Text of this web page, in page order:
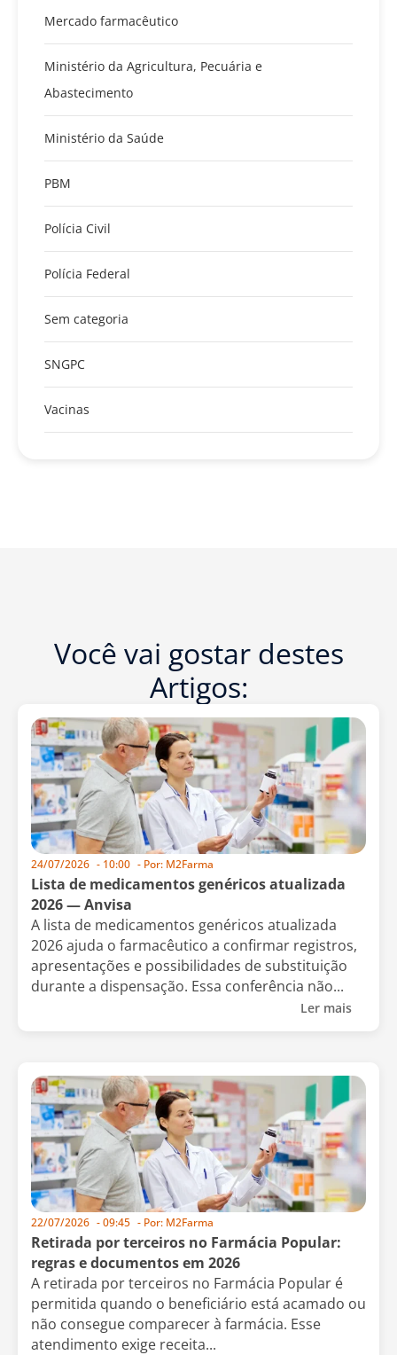
Mercado farmacêutico
Ministério da Agricultura, Pecuária e
Abastecimento
Ministério da Saúde
PBM
Polícia Civil
Polícia Federal
Sem categoria
SNGPC
Vacinas
Você vai gostar destes
Artigos:
24/07/2026 - 10:00 - Por: M2Farma
Lista de medicamentos genéricos atualizada
2026 — Anvisa
A lista de medicamentos genéricos atualizada
2026 ajuda o farmacêutico a confirmar registros,
apresentações e possibilidades de substituição
durante a dispensação. Essa conferência não...
Ler mais
22/07/2026 -09:45 - Por: M2Farma
Retirada por terceiros no Farmácia Popular:
regras e documentos em 2026
A retirada por terceiros no Farmácia Popular é
permitida quando o beneficiário está acamado ou
não consegue comparecer à farmácia. Esse
atendimento exige receita...